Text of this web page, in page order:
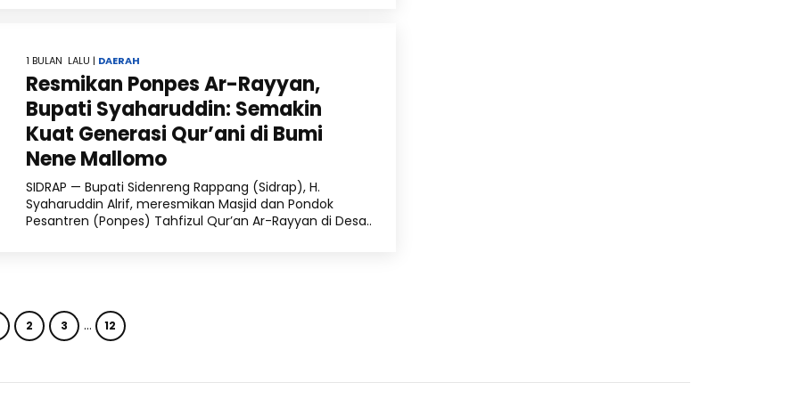
1 BULAN LALU | DAERAH
Resmikan Ponpes Ar-Rayyan,
Bupati Syaharuddin: Semakin
Kuat Generasi Qur’ani di Bumi
Nene Mallomo
SIDRAP — Bupati Sidenreng Rappang (Sidrap), H.
Syaharuddin Alrif, meresmikan Masjid dan Pondok
Pesantren (Ponpes) Tahfizul Qur’an Ar-Rayyan di Desa..
2 3 … 12